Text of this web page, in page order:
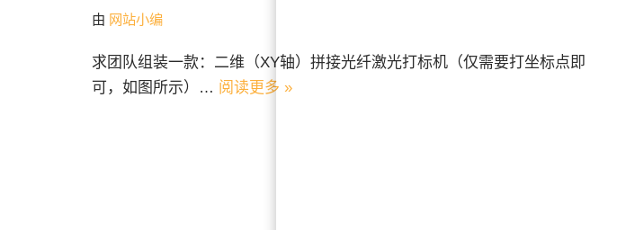
由 网站小编
求团队组装一款：二维（XY轴）拼接光纤激光打标机（仅需要打坐标点即
可，如图所示）… 阅读更多 »